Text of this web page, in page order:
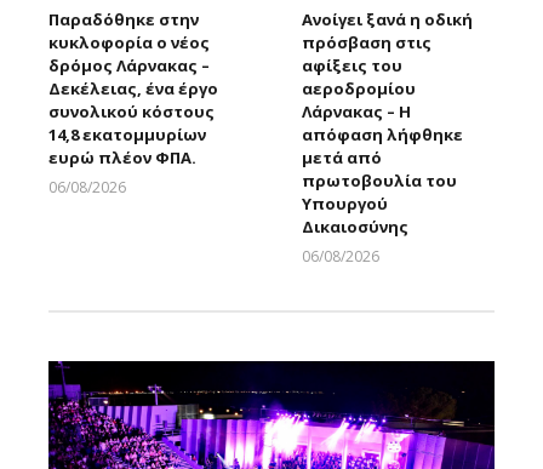
Παραδόθηκε στην
κυκλοφορία ο νέος
δρόμος Λάρνακας –
Δεκέλειας, ένα έργο
συνολικού κόστους
14,8 εκατομμυρίων
ευρώ πλέον ΦΠΑ.
06/08/2026
Ανοίγει ξανά η οδική
πρόσβαση στις
αφίξεις του
αεροδρομίου
Λάρνακας – Η
απόφαση λήφθηκε
μετά από
πρωτοβουλία του
Υπουργού
Δικαιοσύνης
06/08/2026